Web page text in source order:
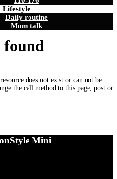
Lifestyle
Daily routine
Mom talk
found
does not exist or can not be
the call method to this page, post or
Mini